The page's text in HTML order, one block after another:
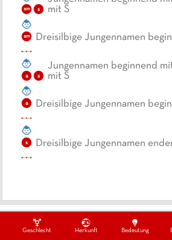
Geschlecht Herkunft Bedeutung
am s
mit S
am Dreisilbige Jungennamen
a s
Jungennamen beginnend
mit S
a Dreisilbige Jungennamen
s Dreisilbige Jungennamen
Ein Projekt von
Datenschutzbestimmungen